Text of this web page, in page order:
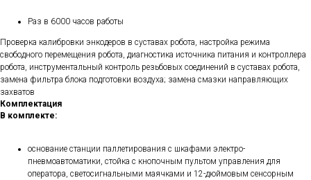
Раз в 6000 часов работы
Проверка калибровки энкодеров в суставах робота, настройка режима
свободного перемещения робота, диагностика источника питания и контроллера
робота, инструментальный контроль резьбовых соединений в суставах робота,
замена фильтра блока подготовки воздуха; замена смазки направляющих
захватов
Комплектация
В комплекте:
основание станции паллетирования с шкафами электро-
пневмоавтоматики, стойка с кнопочным пультом управления для
оператора, светосигнальными маячками и 12-дюймовым сенсорным